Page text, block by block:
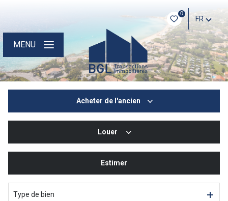
0
FR
MENU
Acheter de l'ancien
De l'immo pro
Louer
Estimer
Type de bien